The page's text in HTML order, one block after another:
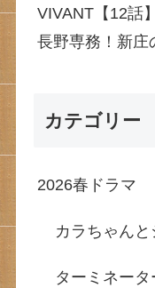
VIVANT【12話
長野専務！新庄
カテゴリー
2026春ドラマ
カラちゃんと
ターミネー